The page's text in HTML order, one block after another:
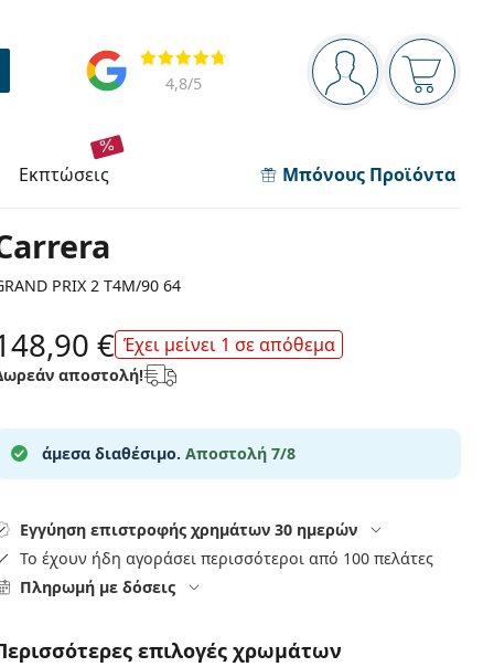
Πίνακας πλοήγησης
Είστε
Το
Αξιολογήσεις
4,8/5
εκπτώσεις Μπόνους Προϊόντα
PRIX 2 T4M/90 64
€ Έχει μείνει 1 σε απόθεμα
αποστολή!
άμεσα διαθέσιμο. Αποστολή 7/8
Εγγύηση επιστροφής χρημάτων 30 ημερών
Το έχουν ήδη αγοράσει περισσότεροι από 100 πελάτες
Πληρωμή με δόσεις
επιλογές χρωμάτων